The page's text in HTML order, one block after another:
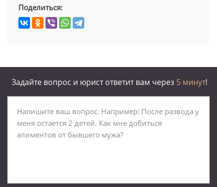
Поделиться:
Задайте вопрос и юрист ответит вам через 5 минут!